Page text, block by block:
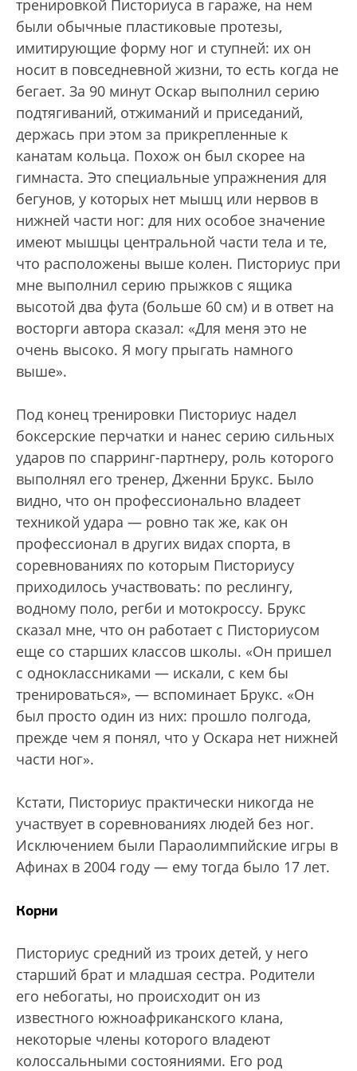
тренировкой Писториуса в гараже, на нем
были обычные пластиковые протезы,
имитирующие форму ног и ступней: их он
носит в повседневной жизни, то есть когда не
бегает. За 90 минут Оскар выполнил серию
подтягиваний, отжиманий и приседаний,
держась при этом за прикрепленные к
канатам кольца. Похож он был скорее на
гимнаста. Это специальные упражнения для
бегунов, у которых нет мышц или нервов в
нижней части ног: для них особое значение
имеют мышцы центральной части тела и те,
что расположены выше колен. Писториус при
мне выполнил серию прыжков с ящика
высотой два фута (больше 60 см) и в ответ на
восторги автора сказал: «Для меня это не
очень высоко. Я могу прыгать намного
выше».
Под конец тренировки Писториус надел
боксерские перчатки и нанес серию сильных
ударов по спарринг-партнеру, роль которого
выполнял его тренер, Дженни Брукс. Было
видно, что он профессионально владеет
техникой удара — ровно так же, как он
профессионал в других видах спорта, в
соревнованиях по которым Писториусу
приходилось участвовать: по реслингу,
водному поло, регби и мотокроссу. Брукс
сказал мне, что он работает с Писториусом
еще со старших классов школы. «Он пришел
с одноклассниками — искали, с кем бы
тренироваться», — вспоминает Брукс. «Он
был просто один из них: прошло полгода,
прежде чем я понял, что у Оскара нет нижней
части ног».
Кстати, Писториус практически никогда не
участвует в соревнованиях людей без ног.
Исключением были Параолимпийские игры в
Афинах в 2004 году — ему тогда было 17 лет.
Корни
Писториус средний из троих детей, у него
старший брат и младшая сестра. Родители
его небогаты, но происходит он из
известного южноафриканского клана,
некоторые члены которого владеют
колоссальными состояниями. Его род